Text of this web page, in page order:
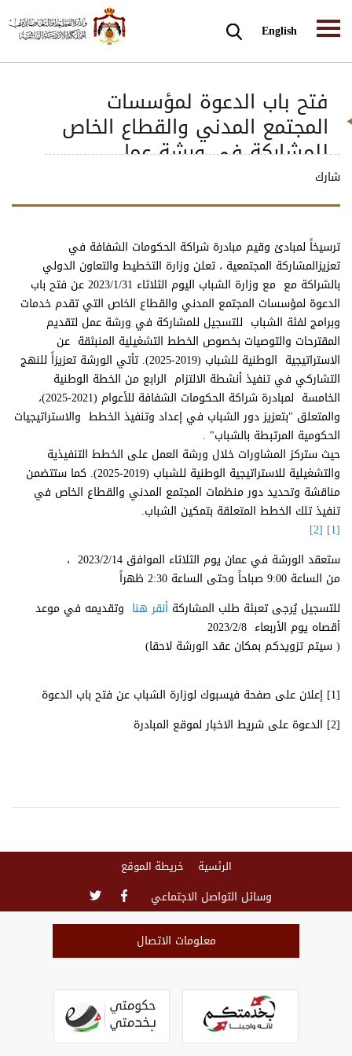
English
فتح باب الدعوة لمؤسسات
المجتمع المدني والقطاع الخاص
للمشاركة في ورشة عمل
بخصوص الاستراتيجية الوطنية
للشباب
شارك
ترسيخاً لمبادئ وقيم مبادرة شراكة الحكومات الشفافة في
تعزيزالمشاركة المجتمعية ، تعلن وزارة التخطيط والتعاون الدولي
بالشراكة مع مع وزارة الشباب اليوم الثلاثاء 2023/1/31 عن فتح باب
الدعوة لمؤسسات المجتمع المدني والقطاع الخاص التي تقدم خدمات
وبرامج لفئة الشباب للتسجيل للمشاركة في ورشة عمل لتقديم
المقترحات والتوصيات بخصوص الخطط التشغيلية المنبثقة عن
الاستراتيجية الوطنية للشباب (2019-2025). تأتي الورشة تعزيزاً للنهج
التشاركي في تنفيذ أنشطة الالتزام الرابع من الخطة الوطنية
الخامسة لمبادرة شراكة الحكومات الشفافة للأعوام (2021-2025)،
والمتعلق "بتعزيز دور الشباب في إعداد وتنفيذ الخطط والاستراتيجيات
الحكومية المرتبطة بالشباب" .
حيث ستركز المشاورات خلال ورشة العمل على الخطط التنفيذية
والتشغيلية للاستراتيجية الوطنية للشباب (2019-2025). كما ستتضمن
مناقشة وتحديد دور منظمات المجتمع المدني والقطاع الخاص في
تنفيذ تلك الخطط المتعلقة بتمكين الشباب.
[1] [2]
ستعقد الورشة في عمان يوم الثلاثاء الموافق 2023/2/14 ،
من الساعة 9:00 صباحاً وحتى الساعة 2:30 ظهراً
للتسجيل يُرجى تعبئة طلب المشاركة أنقر هنا وتقديمه في موعد
أقصاه يوم الأربعاء 2023/2/8
( سيتم تزويدكم بمكان عقد الورشة لاحقا)
[1] إعلان على صفحة فيسبوك لوزارة الشباب عن فتح باب الدعوة
[2] الدعوة على شريط الاخبار لموقع المبادرة
الرئسية خريطة الموقع
وسائل التواصل الاجتماعي
معلومات الاتصال